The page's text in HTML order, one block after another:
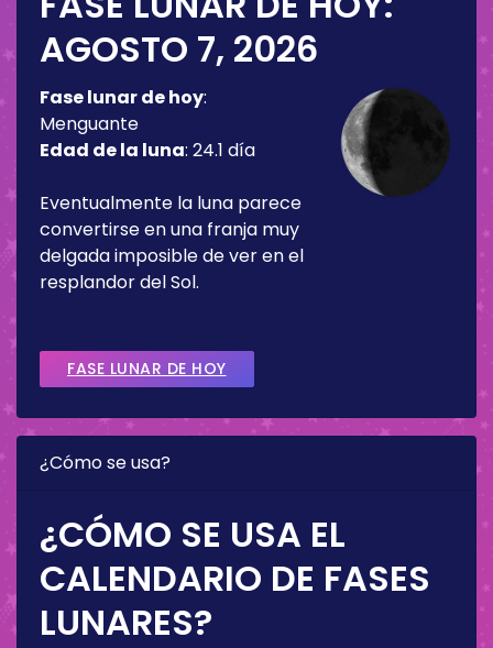
AGOSTO 7, 2026
Fase lunar de hoy:
Menguante
Edad de la luna: 24.1 día
Eventualmente la luna parece
convertirse en una franja muy
delgada imposible de ver en el
resplandor del Sol.
FASE LUNAR DE HOY
¿Cómo se usa?
¿CÓMO SE USA EL
CALENDARIO DE FASES
LUNARES?